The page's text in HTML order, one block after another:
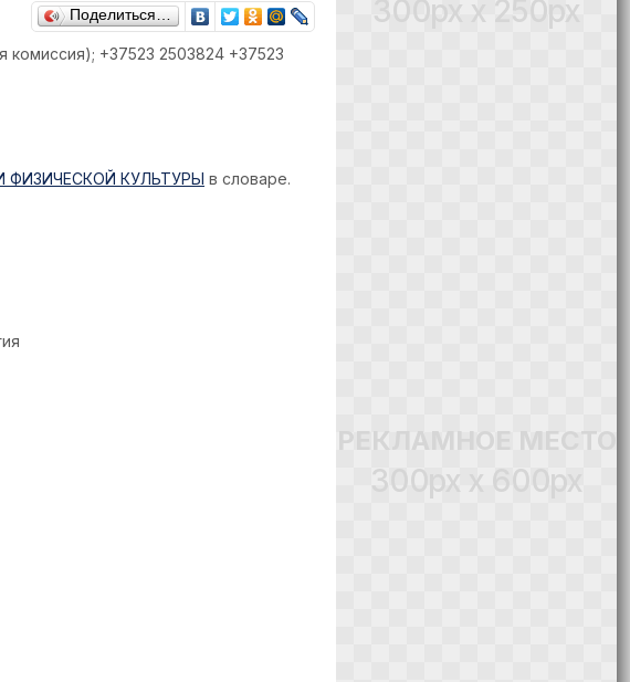
Поделиться…
комиссия); +37523 2503824 +37523
ФИЗИЧЕСКОЙ КУЛЬТУРЫ в словаре.
300px x 250px
РЕКЛАМНОЕ МЕСТО
300px x 600px